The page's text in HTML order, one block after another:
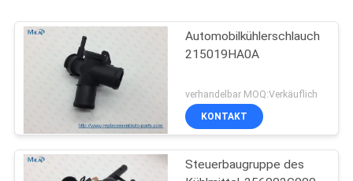
Automobilkühlerschlauch
215019HA0A
verhandelbar MOQ:Verkäuflich
KONTAKT
Steuerbaugruppe des